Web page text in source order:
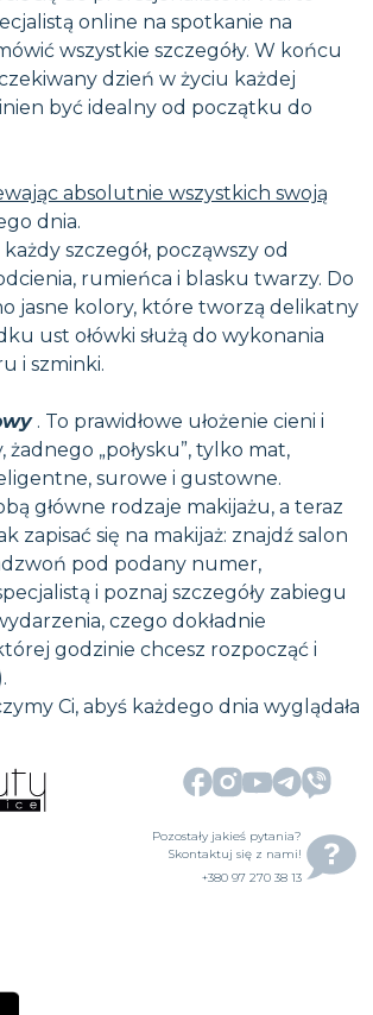
online na spotkanie na
wszystkie szczegóły. W końcu
dzień w życiu każdej
być idealny od początku do
absolutnie wszystkich swoją
dnia.
szczegół, począwszy od
rumieńca i blasku twarzy. Do
jasne kolory, które tworzą delikatny
ust ołówki służą do wykonania
i szminki.
. To prawidłowe ułożenie cieni i
żadnego „połysku”, tylko mat,
surowe i gustowne.
główne rodzaje makijażu, a teraz
zapisać się na makijaż: znajdź salon
pod podany numer,
i poznaj szczegóły zabiegu
czego dokładnie
godzinie chcesz rozpocząć i
Ci, abyś każdego dnia wyglądała
Pozostały jakieś pytania?
Skontaktuj się z nami!
+380 97 270 38 13